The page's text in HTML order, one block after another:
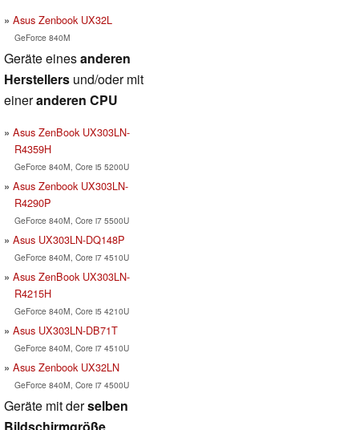
Asus Zenbook UX32L
GeForce 840M
Geräte einesanderen
Herstellers und/oder mit
eineranderen CPU
Asus ZenBook UX303LN-
R4359H
GeForce 840M, Core i5 5200U
Asus Zenbook UX303LN-
R4290P
GeForce 840M, Core i7 5500U
Asus UX303LN-DQ148P
GeForce 840M, Core i7 4510U
Asus ZenBook UX303LN-
R4215H
GeForce 840M, Core i5 4210U
Asus UX303LN-DB71T
GeForce 840M, Core i7 4510U
Asus Zenbook UX32LN
GeForce 840M, Core i7 4500U
Geräte mit derselben